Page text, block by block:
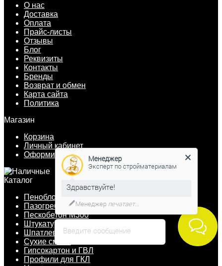
О нас
Доставка
Оплата
Прайс-листы
Отзывы
Блог
Реквизиты
Контакты
Бренды
Возврат и обмен
Карта сайта
Политика
Магазин
Корзина
Личный кабинет
Оформить заказ
Каталог
Пеноблоки
Пазогребневые плиты
Пескобетон М300
Штукатурка
Шпатлевка
Сухие смеси
Гипсокартон и ГВЛ
Профили для ГКЛ
Введите сообщение
Менеджер
Эксперт по стройматериалам
Здравствуйте!
Менеджер печатает...